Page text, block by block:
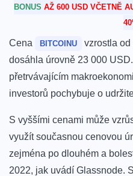
BONUS AŽ 600 USD VČETNĚ
Cena BITCOINU
vzrostla od
dosáhla úrovně 23 000 USD.
přetrvávajícím
investorů pochybuje o
S vyššími cenami může
využít současnou cenovou
zejména po dlouhém a
2022, jak uvádí Glassnode.